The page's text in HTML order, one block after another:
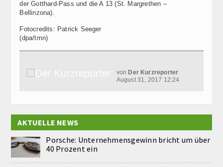
der Gotthard-Pass und die A 13 (St. Margrethen –
Bellinzona).
Fotocredits: Patrick Seeger
(dpa/tmn)
von Der Kurzreporter
August 31, 2017 12:24
AKTUELLE NEWS
Porsche: Unternehmensgewinn bricht um über
40 Prozent ein